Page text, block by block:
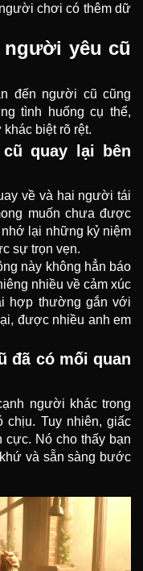
chơi có thêm dữ
người yêu cũ
đến người cũ cũng
tình huống cụ thể,
biệt rõ rệt.
quay lại bên
về và hai người tái
muốn chưa được
lại những kỷ niệm
sự trọn vẹn.
này không hẳn báo
nhiều về cảm xúc
hợp thường gắn với
được nhiều anh em
đã có mối quan
người khác trong
chịu. Tuy nhiên, giấc
cực. Nó cho thấy bạn
và sẵn sàng bước